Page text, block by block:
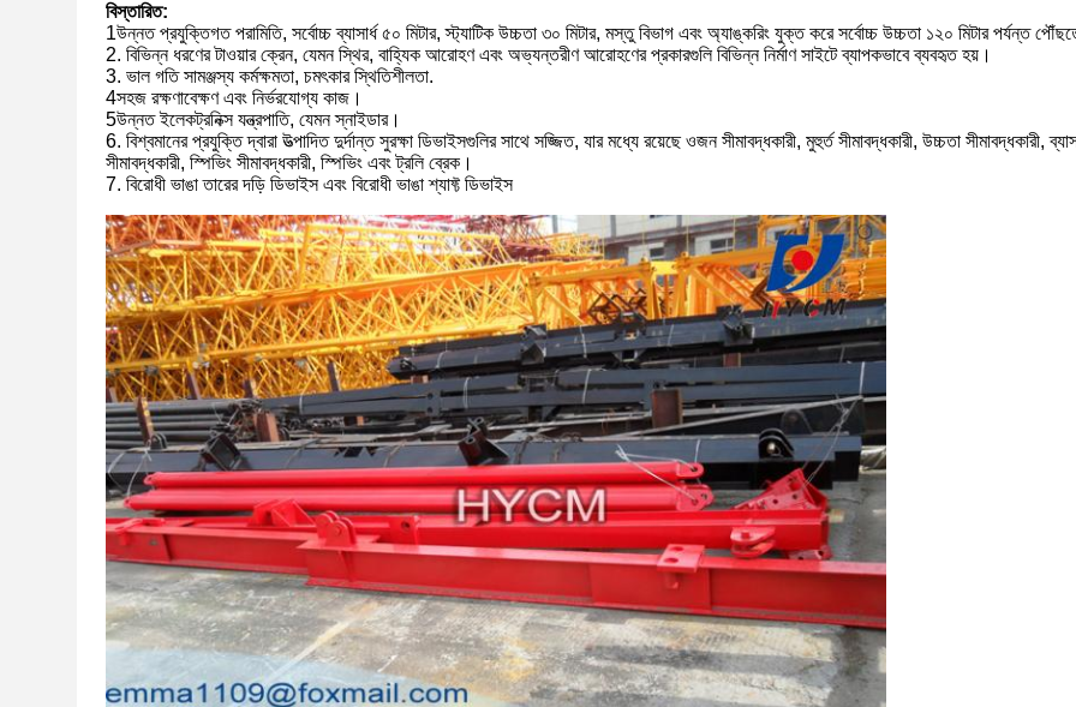
বিস্তারিত:
1উন্নত প্রযুক্তিগত পরামিতি, সর্বোচ্চ ব্যাসার্ধ ৫০ মিটার, স্ট্যাটিক উচ্চতা ৩০ মিটার, মস্তু বিভাগ এবং অ্যাঙ্করিং যুক্ত করে সর্বোচ্চ উচ্চতা ১২০ মিটার পর্যন্ত
2. বিভিন্ন ধরণের টাওয়ার ক্রেন, যেমন স্থির, বাহ্যিক আরোহণ এবং অভ্যন্তরীণ আরোহণের প্রকারগুলি বিভিন্ন নির্মাণ সাইটে ব্যাপকভাবে ব্যবহৃত হয়।
3. ভাল গতি সামঞ্জস্য কর্মক্ষমতা, চমৎকার স্থিতিশীলতা.
4সহজ রক্ষণাবেক্ষণ এবং নির্ভরযোগ্য কাজ।
5উন্নত ইলেকট্রনিক্স যন্ত্রপাতি, যেমন স্নাইডার।
6. বিশ্বমানের প্রযুক্তি দ্বারা উত্পাদিত দুর্দান্ত সুরক্ষা ডিভাইসগুলির সাথে সজ্জিত, যার মধ্যে রয়েছে ওজন সীমাবদ্ধকারী, মুহুর্ত সীমাবদ্ধকারী, উচ্চতা সীমাবদ্ধকারী,
সীমাবদ্ধকারী, স্পিভিং সীমাবদ্ধকারী, স্পিভিং এবং ট্রলি ব্রেক।
7. বিরোধী ভাঙা তারের দড়ি ডিভাইস এবং বিরোধী ভাঙা শ্যাফ্ট ডিভাইস